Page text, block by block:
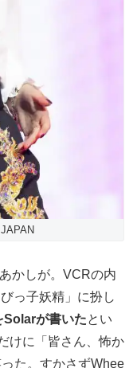
かしが。VCRの内
っ子妖精」に扮し
Solarが書いたとい
けに「皆さん、怖か
た。すかさずWhee